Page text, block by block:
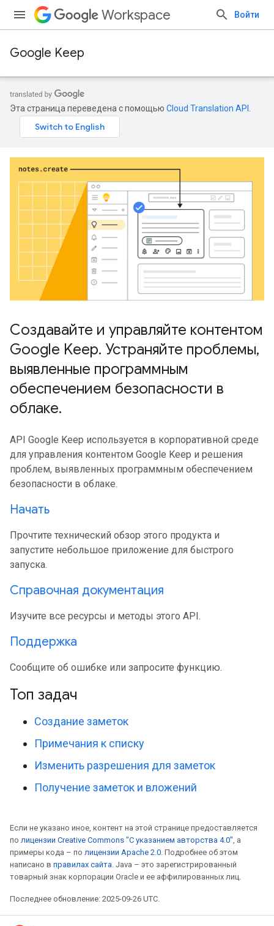
Workspace Войти
Google Keep
Эта страница переведена с помощью Cloud Translation API
Создавайте и управляйте контентом
Google Keep. Устраняйте проблемы,
выявленные программным
обеспечением безопасности в
облаке.
API Google Keep используется в корпоративной среде
для управления контентом Google Keep и решения
проблем, выявленных программным обеспечением
безопасности в облаке.
Начать
Прочтите технический обзор этого продукта и
запустите небольшое приложение для быстрого
запуска.
Справочная документация
Изучите все ресурсы и методы этого API.
Поддержка
Сообщите об ошибке или запросите функцию.
Топ задач
Создание заметок
Примечания к списку
Изменить разрешения для заметок
Получение заметок и вложений
Если не указано иное, контент на этой странице предоставляется
по лицензии Creative Commons "С указанием авторства 4.0", а
примеры кода – по лицензии Apache 2.0. Подробнее об этом
написано в правилах сайта. Java – это зарегистрированный
товарный знак корпорации Oracle и ее аффилированных лиц.
Последнее обновление: 2025-09-26 UTC.